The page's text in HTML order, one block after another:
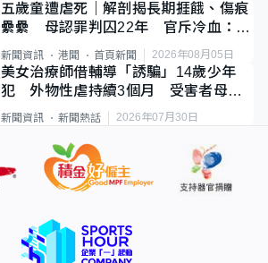
五歲童遭虐死｜解剖揭長期捱餓、傷痕
纍纍 母認罪判囚22年 官斥冷血：同
類案最惡劣
新聞資訊 港聞 首頁新聞 2026年08月05日
美女治療師借輔導「誘騙」14歲少年
犯 外物性虐持續3個月 受害者母：
要保護其他人
新聞資訊 新聞熱話 2026年07月30日